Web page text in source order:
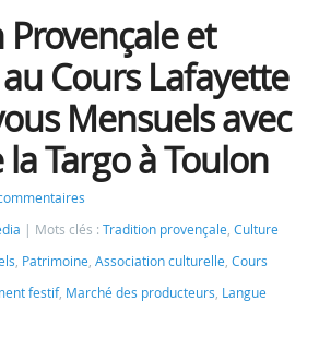
et
Cours Lafayette
Mensuels avec
la Targo à Toulon
Mots clés : Tradition provençale, Culture
, Patrimoine, Association culturelle, Cours
festif, Marché des producteurs, Langue